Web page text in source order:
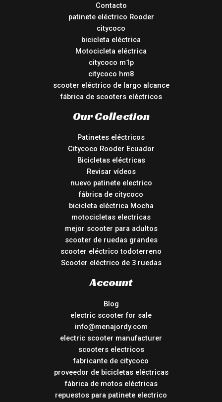
Contacto
patinete eléctrico Rooder
citycoco
bicicleta eléctrica
Motocicleta eléctrica
citycoco m1p
citycoco hm8
scooter eléctrico de largo alcance
fábrica de scooters eléctricos
Our Collection
Patinetes eléctricos
Citycoco Rooder Ecuador
Bicicletas eléctricas
Revisar vídeos
nuevo patinete electrico
fábrica de citycoco
bicicleta eléctrica Mocha
motocicletas electricas
mejor scooter para adultos
scooter de ruedas grandes
scooter eléctrico todoterreno
Scooter eléctrico de 3 ruedas
Account
Blog
electric scooter for sale
info@menajordy.com
electric scooter manufacturer
scooters electricos
fabricante de citycoco
proveedor de bicicletas eléctricas
fábrica de motos eléctricas
repuestos para patinete electrico